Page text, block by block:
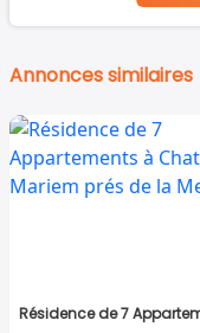
Annonces similaires